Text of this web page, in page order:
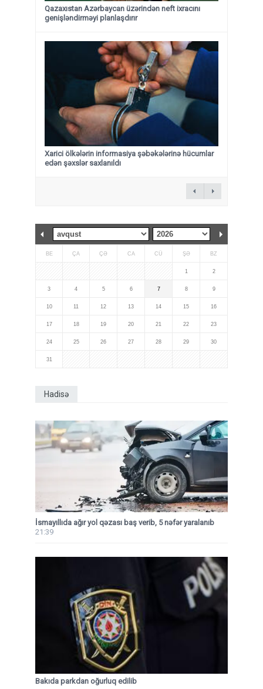
Qazaxıstan Azərbaycan üzərindən neft ixracını
genişləndirməyi planlaşdırır
Xarici ölkələrin informasiya şəbəkələrinə hücumlar
edən şəxslər saxlanıldı
BE ÇA ÇƏ CA CÜ ŞƏ BZ
1 2
3 4 5 6 7 8 9
10 11 12 13 14 15 16
17 18 19 20 21 22 23
24 25 26 27 28 29 30
31
Hadisə
İsmayıllıda ağır yol qəzası baş verib, 5 nəfər yaralanıb
21:39
Bakıda parkdan oğurluq edilib